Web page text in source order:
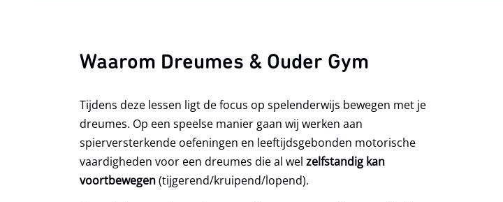
BabyGym & Meer
Peutergym
YogaFun
Waarom Dreumes & Ouder Gym
Tijdens deze lessen ligt de focus op spelenderwijs bewegen met je
dreumes. Op een speelse manier gaan wij werken aan
spierversterkende oefeningen en leeftijdsgebonden motorische
vaardigheden voor een dreumes die al wel zelfstandig kan
voortbewegen(tijgerend/kruipend/lopend).